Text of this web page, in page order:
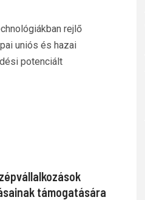
rejlő
uniós és hazai
potenciált
támogatására